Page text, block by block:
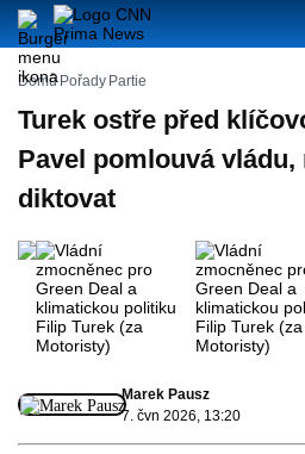
Domů Pořady Partie
Turek ostře před
Pavel pomlouvá vládu,
diktovat
Marek Pausz
7. čvn 2026, 13:20